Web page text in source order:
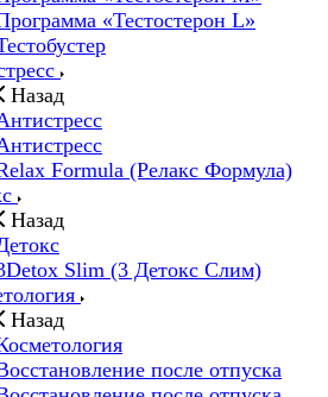
«Тестостерон L»
Назад
Formula (Релакс Формула)
Назад
Slim (3 Детокс Слим)
Назад
после отпуска